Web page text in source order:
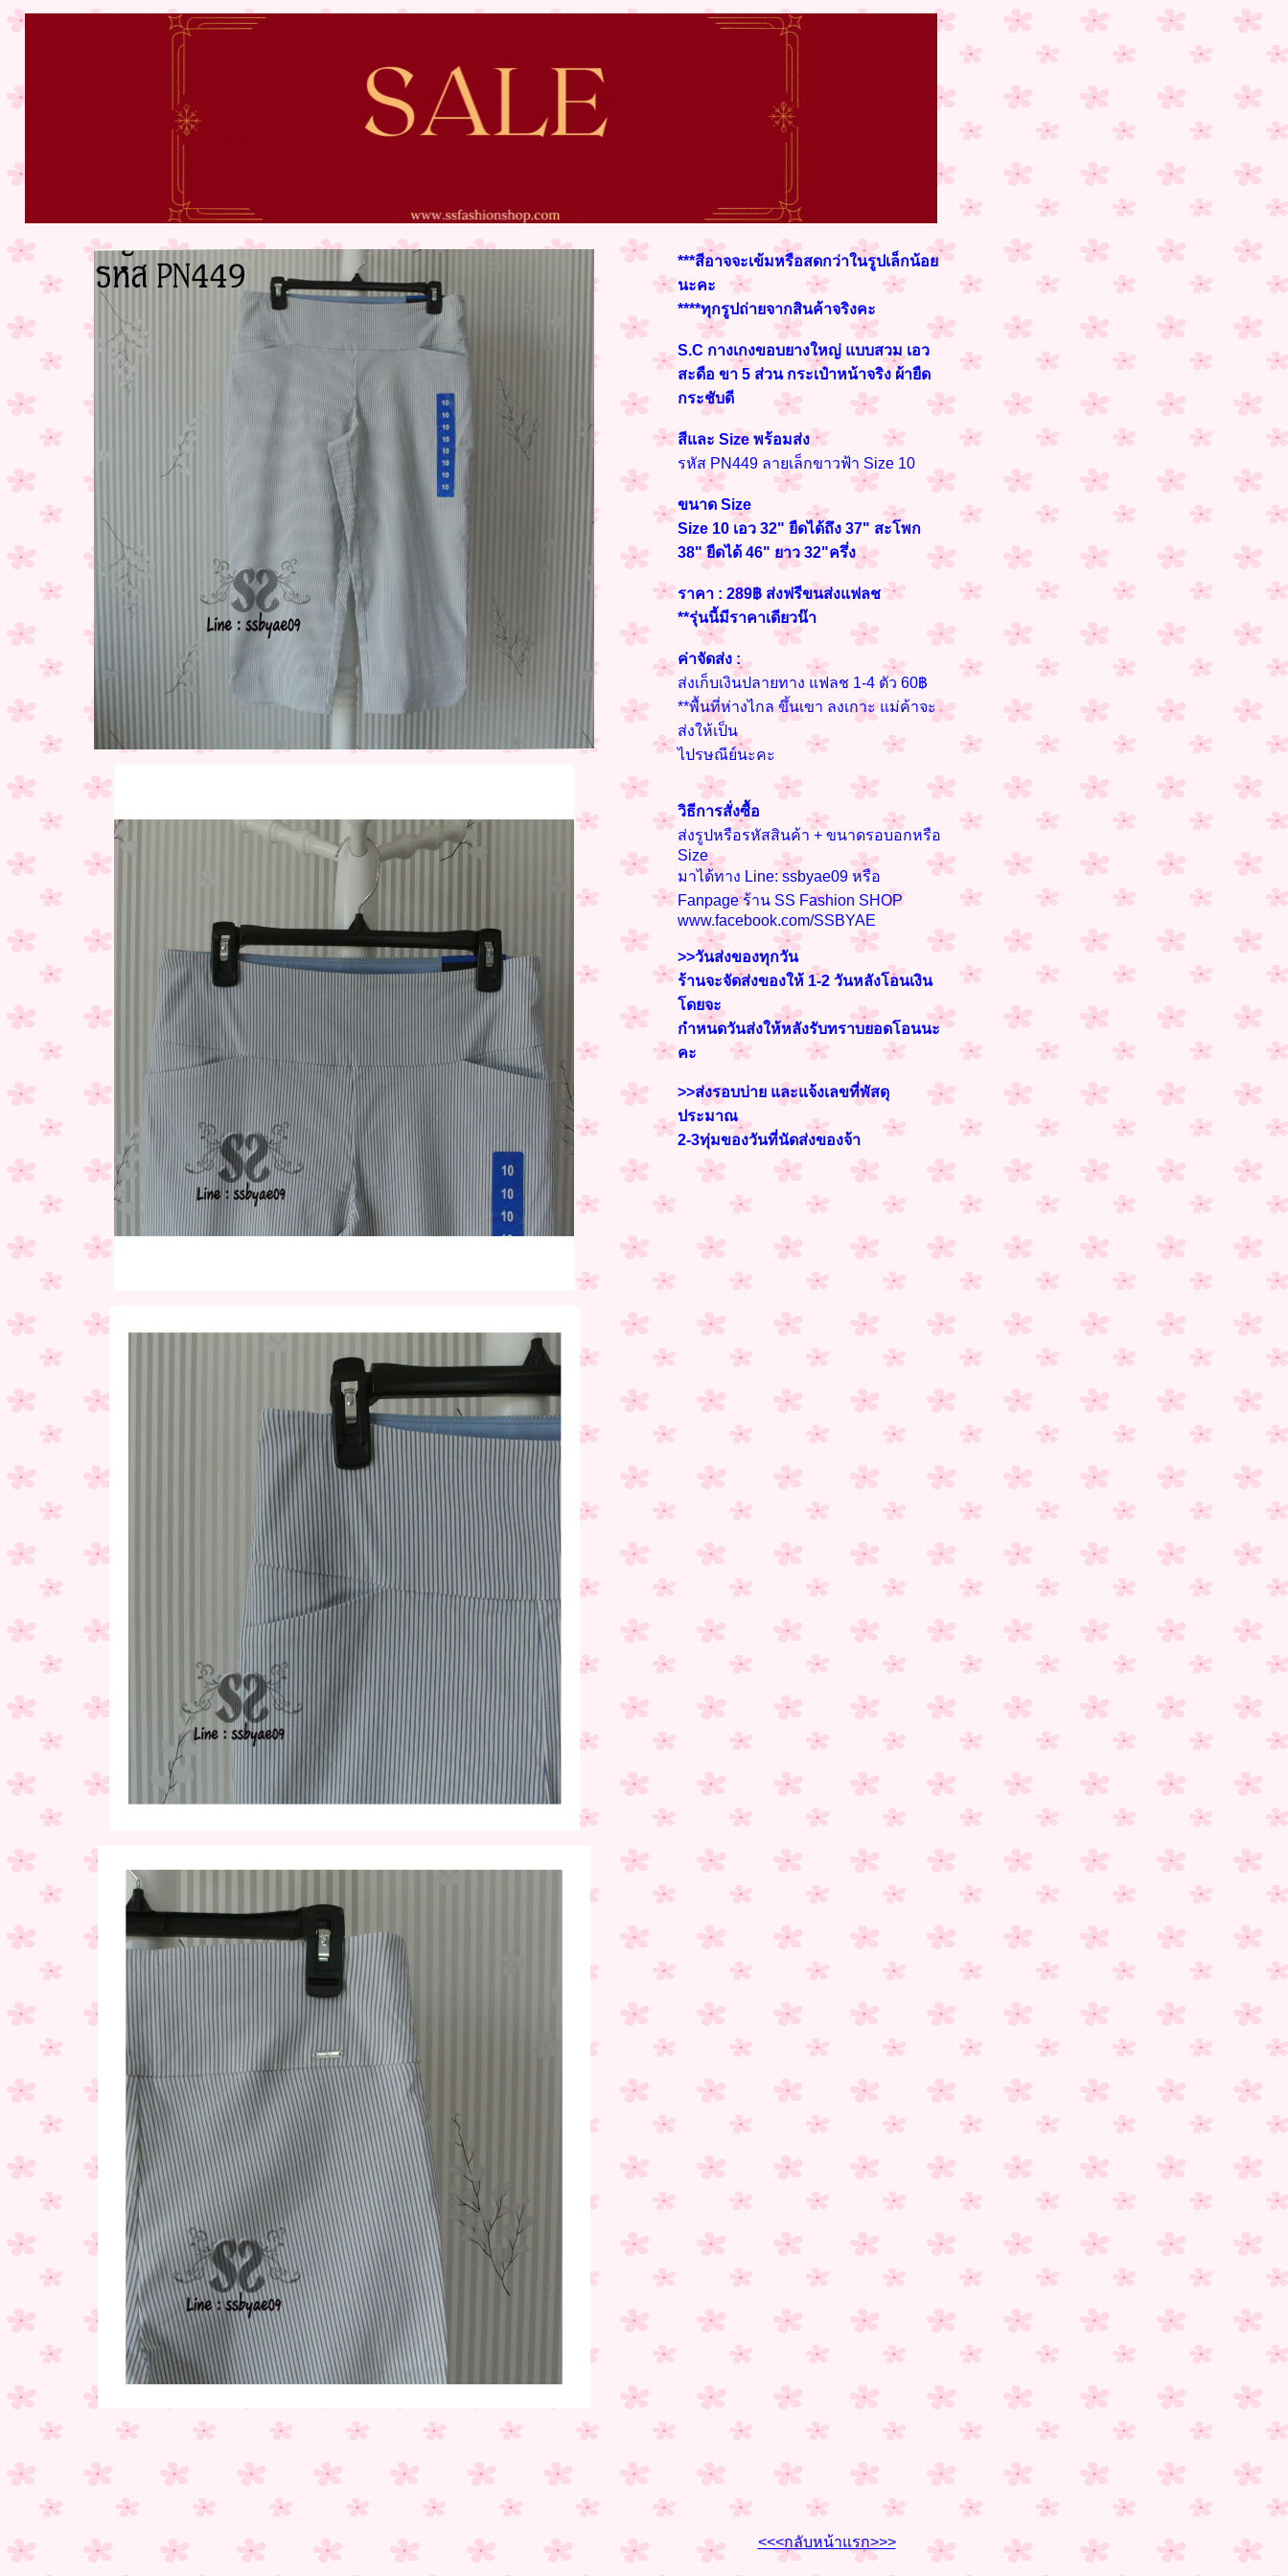
***สีอาจจะเข้มหรือสดกว่าในรูปเล็กน้อย
นะคะ
****ทุกรูปถ่ายจากสินค้าจริงคะ
S.C กางเกงขอบยางใหญ่ แบบสวม เอว
สะดือ ขา 5 ส่วน กระเป๋าหน้าจริง ผ้ายืด
กระชับดี
สีและ Size พร้อมส่ง
รหัส PN449 ลายเล็กขาวฟ้า Size 10
ขนาด Size
Size 10 เอว 32" ยืดได้ถึง 37" สะโพก
38" ยืดได้ 46" ยาว 32"ครึ่ง
ราคา : 289฿ ส่งฟรีขนส่งแฟลช
**รุ่นนี้มีราคาเดียวน๊า
ค่าจัดส่ง :
ส่งเก็บเงินปลายทาง แฟลช 1-4 ตัว 60฿
**พื้นที่ห่างไกล ขึ้นเขา ลงเกาะ แม่ค้าจะ
ส่งให้เป็น
ไปรษณีย์นะคะ
วิธีการสั่งซื้อ
ส่งรูปหรือรหัสสินค้า + ขนาดรอบอกหรือ
Size
มาได้ทาง Line: ssbyae09 หรือ
Fanpage ร้าน SS Fashion SHOP
www.facebook.com/SSBYAE
>>วันส่งของทุกวัน
ร้านจะจัดส่งของให้ 1-2 วันหลังโอนเงิน
โดยจะ
กำหนดวันส่งให้หลังรับทราบยอดโอนนะ
คะ
>>ส่งรอบบ่าย และแจ้งเลขที่พัสดุ
ประมาณ
2-3ทุ่มของวันที่นัดส่งของจ้า
<<<กลับหน้าแรก>>>